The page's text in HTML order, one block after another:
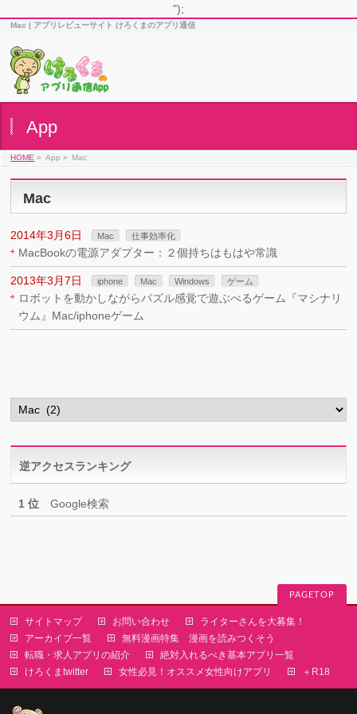
");
Mac | アプリレビューサイト けろくまのアプリ通信
App
HOME » App » Mac
Mac
2014年3月6日 Mac 仕事効率化
MacBookの電源アダプター：２個持ちはもはや常識
2013年3月7日 iphone Mac Windows ゲーム
ロボットを動かしながらパズル感覚で遊ぶべるゲーム『マシナリ
ウム』Mac/iphoneゲーム
カ
テ
リ
ー逆アクセスランキング
1 位 Google検索
PAGETOP
サイトマップ お問い合わせ
ライターさんを大募集！
アーカイブ一覧
無料漫画特集 漫画を読みつくそう
転職・求人アプリの紹介
絶対入れるべき基本アプリ一覧
けろくまtwitter
女性必見！オススメ女性向けアプリ ＋R18